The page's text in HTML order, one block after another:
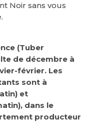
Noir sans vous
(Tuber
de décembre à
février. Les
sont à
et
dans le
producteur